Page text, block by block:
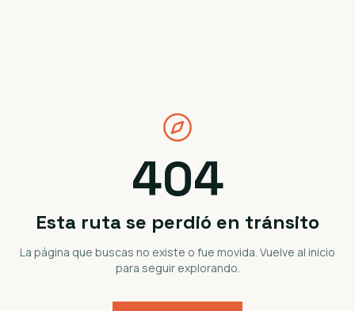
404
Esta ruta se perdió en tránsito
La página que buscas no existe o fue movida. Vuelve al inicio
para seguir explorando.